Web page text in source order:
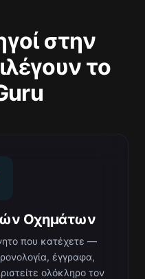
στην
το
Οχημάτων
που κατέχετε —
έγγραφα,
ολόκληρο τον